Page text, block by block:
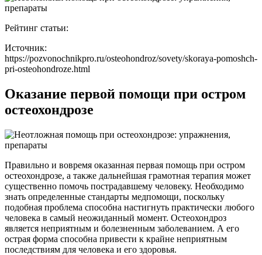
Рейтинг статьи:
Источник:
https://pozvonochnikpro.ru/osteohondroz/sovety/skoraya-pomoshch-
pri-osteohondroze.html
Оказание первой помощи при остром
остеохондрозе
Правильно и вовремя оказанная первая помощь при остром
остеохондрозе, а также дальнейшая грамотная терапия может
существенно помочь пострадавшему человеку. Необходимо
знать определенные стандарты медпомощи, поскольку
подобная проблема способна настигнуть практически любого
человека в самый неожиданный момент. Остеохондроз
является неприятным и болезненным заболеванием. А его
острая форма способна привести к крайне неприятным
последствиям для человека и его здоровья.